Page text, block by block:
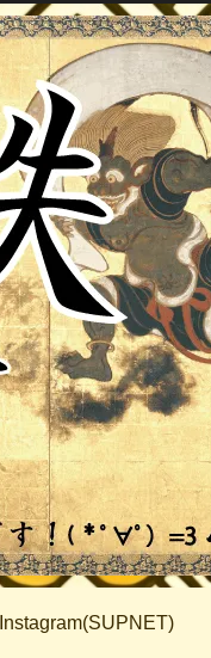
Instagram(SUPNET)